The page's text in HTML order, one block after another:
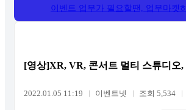
이벤트 업무가 필요할땐, 업무마켓
[영상]XR, VR, 콘서트 멀티 스튜디오
2022.01.05 11:19 이벤트넷 조회 5,534